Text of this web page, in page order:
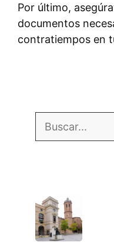
Por último,
documentos
contratiempos en